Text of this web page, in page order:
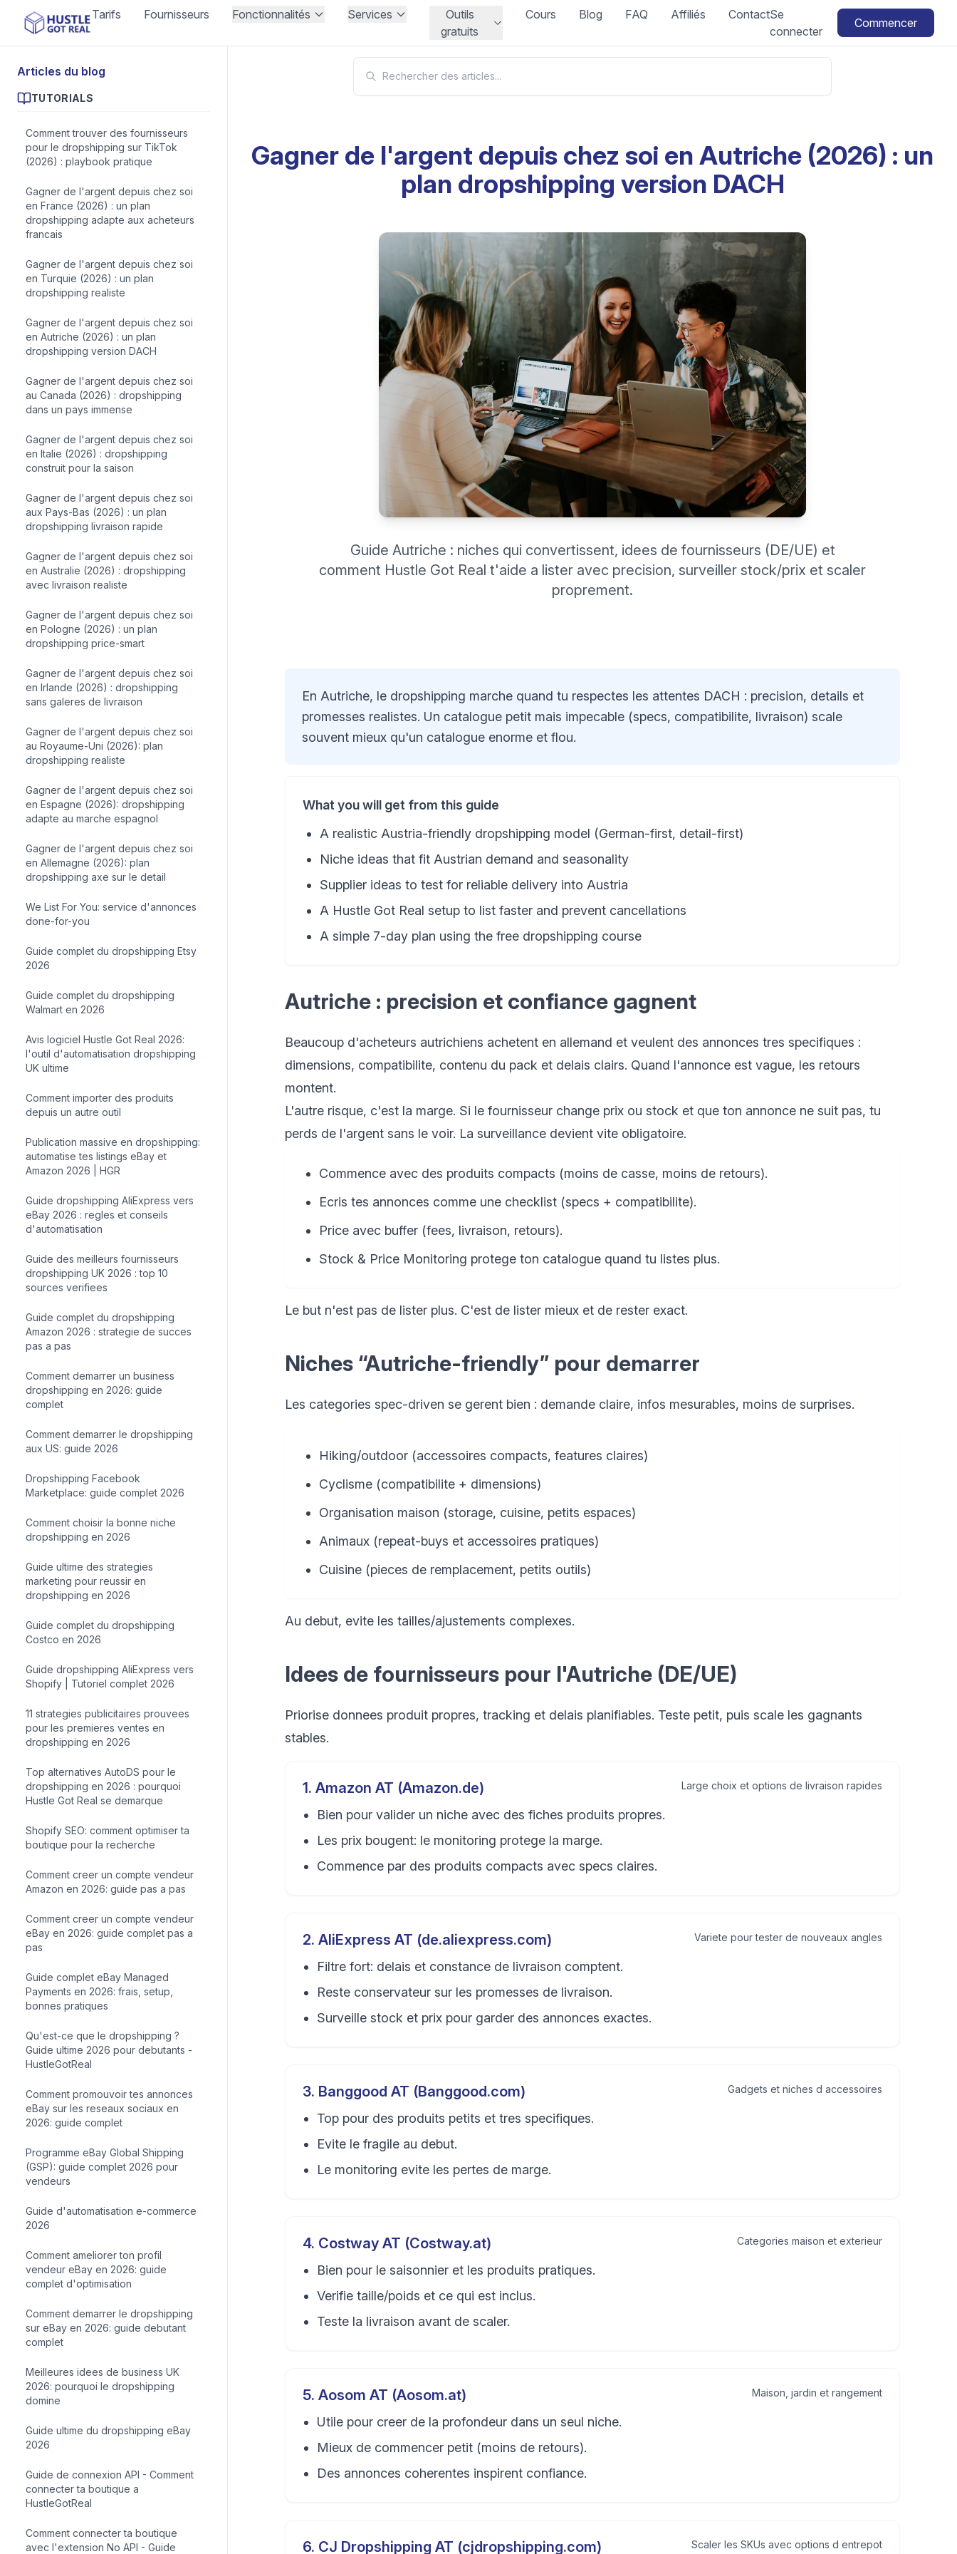
Tarifs Fournisseurs Fonctionnalités Services
Outils
gratuits
Cours Blog FAQ Affiliés ContactSe
connecter
Commencer
Articles du blog
TUTORIALS
Comment trouver des fournisseurs
pour le dropshipping sur TikTok
(2026) : playbook pratique
Gagner de l'argent depuis chez soi
en France (2026) : un plan
dropshipping adapte aux acheteurs
francais
Gagner de l'argent depuis chez soi
en Turquie (2026) : un plan
dropshipping realiste
Gagner de l'argent depuis chez soi
en Autriche (2026) : un plan
dropshipping version DACH
Gagner de l'argent depuis chez soi
au Canada (2026) : dropshipping
dans un pays immense
Gagner de l'argent depuis chez soi
en Italie (2026) : dropshipping
construit pour la saison
Gagner de l'argent depuis chez soi
aux Pays-Bas (2026) : un plan
dropshipping livraison rapide
Gagner de l'argent depuis chez soi
en Australie (2026) : dropshipping
avec livraison realiste
Gagner de l'argent depuis chez soi
en Pologne (2026) : un plan
dropshipping price-smart
Gagner de l'argent depuis chez soi
en Irlande (2026) : dropshipping
sans galeres de livraison
Gagner de l'argent depuis chez soi
au Royaume-Uni (2026): plan
dropshipping realiste
Gagner de l'argent depuis chez soi
en Espagne (2026): dropshipping
adapte au marche espagnol
Gagner de l'argent depuis chez soi
en Allemagne (2026): plan
dropshipping axe sur le detail
We List For You: service d'annonces
done-for-you
Guide complet du dropshipping Etsy
2026
Guide complet du dropshipping
Walmart en 2026
Avis logiciel Hustle Got Real 2026:
l'outil d'automatisation dropshipping
UK ultime
Comment importer des produits
depuis un autre outil
Publication massive en dropshipping:
automatise tes listings eBay et
Amazon 2026 | HGR
Guide dropshipping AliExpress vers
eBay 2026 : regles et conseils
d'automatisation
Guide des meilleurs fournisseurs
dropshipping UK 2026 : top 10
sources verifiees
Guide complet du dropshipping
Amazon 2026 : strategie de succes
pas a pas
Comment demarrer un business
dropshipping en 2026: guide
complet
Comment demarrer le dropshipping
aux US: guide 2026
Dropshipping Facebook
Marketplace: guide complet 2026
Comment choisir la bonne niche
dropshipping en 2026
Guide ultime des strategies
marketing pour reussir en
dropshipping en 2026
Guide complet du dropshipping
Costco en 2026
Guide dropshipping AliExpress vers
Shopify | Tutoriel complet 2026
11 strategies publicitaires prouvees
pour les premieres ventes en
dropshipping en 2026
Top alternatives AutoDS pour le
dropshipping en 2026 : pourquoi
Hustle Got Real se demarque
Shopify SEO: comment optimiser ta
boutique pour la recherche
Comment creer un compte vendeur
Amazon en 2026: guide pas a pas
Comment creer un compte vendeur
eBay en 2026: guide complet pas a
pas
Guide complet eBay Managed
Payments en 2026: frais, setup,
bonnes pratiques
Qu'est-ce que le dropshipping ?
Guide ultime 2026 pour debutants -
HustleGotReal
Comment promouvoir tes annonces
eBay sur les reseaux sociaux en
2026: guide complet
Programme eBay Global Shipping
(GSP): guide complet 2026 pour
vendeurs
Guide d'automatisation e-commerce
2026
Comment ameliorer ton profil
vendeur eBay en 2026: guide
complet d'optimisation
Comment demarrer le dropshipping
sur eBay en 2026: guide debutant
complet
Meilleures idees de business UK
2026: pourquoi le dropshipping
domine
Guide ultime du dropshipping eBay
2026
Guide de connexion API - Comment
connecter ta boutique a
HustleGotReal
Comment connecter ta boutique
avec l'extension No API - Guide
Gagner de l'argent depuis chez soi en Autriche (2026) : un
plan dropshipping version DACH
Guide Autriche : niches qui convertissent, idees de fournisseurs (DE/UE) et
comment Hustle Got Real t'aide a lister avec precision, surveiller stock/prix et scaler
proprement.
En Autriche, le dropshipping marche quand tu respectes les attentes DACH : precision, details et
promesses realistes. Un catalogue petit mais impecable (specs, compatibilite, livraison) scale
souvent mieux qu'un catalogue enorme et flou.
What you will get from this guide
A realistic Austria-friendly dropshipping model (German-first, detail-first)
Niche ideas that fit Austrian demand and seasonality
Supplier ideas to test for reliable delivery into Austria
A Hustle Got Real setup to list faster and prevent cancellations
A simple 7-day plan using the free dropshipping course
Autriche : precision et confiance gagnent
Beaucoup d'acheteurs autrichiens achetent en allemand et veulent des annonces tres specifiques :
dimensions, compatibilite, contenu du pack et delais clairs. Quand l'annonce est vague, les retours
montent.
L'autre risque, c'est la marge. Si le fournisseur change prix ou stock et que ton annonce ne suit pas, tu
perds de l'argent sans le voir. La surveillance devient vite obligatoire.
Commence avec des produits compacts (moins de casse, moins de retours).
Ecris tes annonces comme une checklist (specs + compatibilite).
Price avec buffer (fees, livraison, retours).
Stock & Price Monitoring protege ton catalogue quand tu listes plus.
Le but n'est pas de lister plus. C'est de lister mieux et de rester exact.
Niches “Autriche-friendly” pour demarrer
Les categories spec-driven se gerent bien : demande claire, infos mesurables, moins de surprises.
Hiking/outdoor (accessoires compacts, features claires)
Cyclisme (compatibilite + dimensions)
Organisation maison (storage, cuisine, petits espaces)
Animaux (repeat-buys et accessoires pratiques)
Cuisine (pieces de remplacement, petits outils)
Au debut, evite les tailles/ajustements complexes.
Idees de fournisseurs pour l'Autriche (DE/UE)
Priorise donnees produit propres, tracking et delais planifiables. Teste petit, puis scale les gagnants
stables.
1. Amazon AT (Amazon.de) Large choix et options de livraison rapides
Bien pour valider un niche avec des fiches produits propres.
Les prix bougent: le monitoring protege la marge.
Commence par des produits compacts avec specs claires.
2. AliExpress AT (de.aliexpress.com) Variete pour tester de nouveaux angles
Filtre fort: delais et constance de livraison comptent.
Reste conservateur sur les promesses de livraison.
Surveille stock et prix pour garder des annonces exactes.
3. Banggood AT (Banggood.com) Gadgets et niches d accessoires
Top pour des produits petits et tres specifiques.
Evite le fragile au debut.
Le monitoring evite les pertes de marge.
4. Costway AT (Costway.at) Categories maison et exterieur
Bien pour le saisonnier et les produits pratiques.
Verifie taille/poids et ce qui est inclus.
Teste la livraison avant de scaler.
5. Aosom AT (Aosom.at) Maison, jardin et rangement
Utile pour creer de la profondeur dans un seul niche.
Mieux de commencer petit (moins de retours).
Des annonces coherentes inspirent confiance.
6. CJ Dropshipping AT (cjdropshipping.com) Scaler les SKUs avec options d entrepot